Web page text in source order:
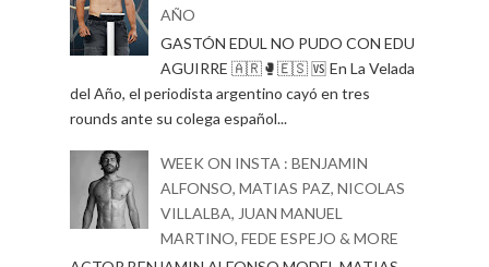
AÑO
GASTÓN EDUL NO PUDO CON EDU
AGUIRRE 🇦🇷🥊🇪🇸 🆚 En La Velada
del Año, el periodista argentino cayó en tres
rounds ante su colega español...
WEEK ON INSTA : BENJAMIN
ALFONSO, MATIAS PAZ, NICOLAS
VILLALBA, JUAN MANUEL
MARTINO, FEDE ESPEJO & MORE